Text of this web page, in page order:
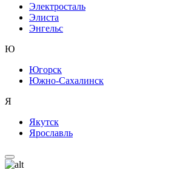
Электросталь
Элиста
Энгельс
Ю
Югорск
Южно-Сахалинск
Я
Якутск
Ярославль